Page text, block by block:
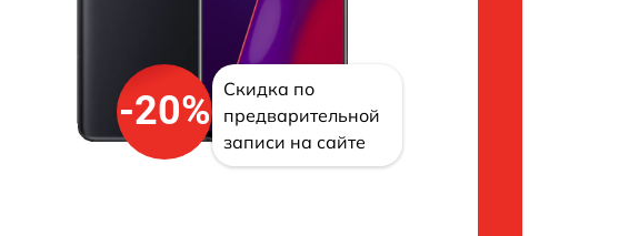
-20%
Скидка по
предварительной
записи на сайте